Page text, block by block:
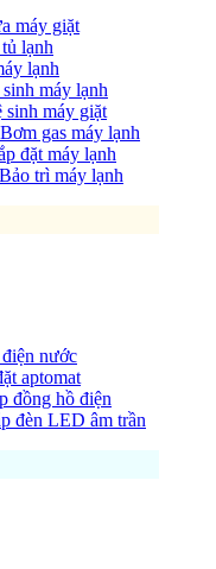
máy giặt
lạnh
lạnh
máy lạnh
sinh máy giặt
Bơm gas máy lạnh
đặt máy lạnh
Bảo trì máy lạnh
nước
aptomat
đồng hồ điện
đèn LED âm trần